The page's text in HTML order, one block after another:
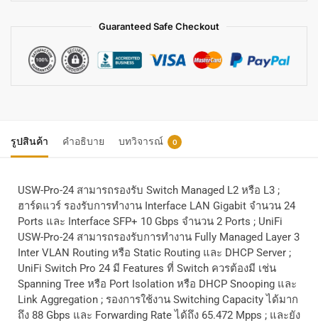
Guaranteed Safe Checkout
รูปสินค้า คำอธิบาย บทวิจารณ์ 0
USW-Pro-24 สามารถรองรับ Switch Managed L2 หรือ L3 ;
ฮาร์ดแวร์ รองรับการทำงาน Interface LAN Gigabit จำนวน 24
Ports และ Interface SFP+ 10 Gbps จำนวน 2 Ports ; UniFi
USW-Pro-24 สามารถรองรับการทำงาน Fully Managed Layer 3
Inter VLAN Routing หรือ Static Routing และ DHCP Server ;
UniFi Switch Pro 24 มี Features ที่ Switch ควรต้องมี เช่น
Spanning Tree หรือ Port Isolation หรือ DHCP Snooping และ
Link Aggregation ; รองการใช้งาน Switching Capacityได้มาก
ถึง 88 Gbps และ Forwarding Rateได้ถึง 65.472 Mpps ; และยัง